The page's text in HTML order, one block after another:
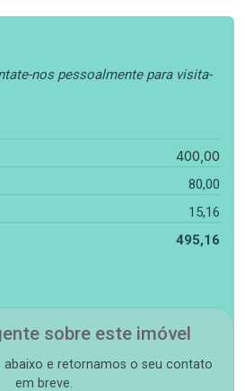
nos pessoalmente para visita-
400,00
80,00
15,16
495,16
sobre este imóvel
abaixo e retornamos o seu contato
em breve.